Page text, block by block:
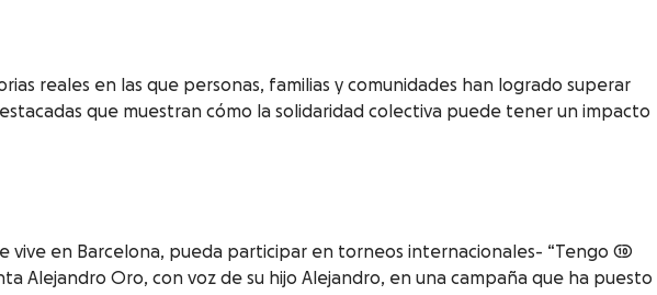
reales en las que personas, familias y comunidades han logrado superar
que muestran cómo la solidaridad colectiva puede tener un impacto
vive en Barcelona, pueda participar en torneos internacionales- “Tengo 10
Alejandro Oro, con voz de su hijo Alejandro, en una campaña que ha puesto